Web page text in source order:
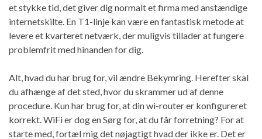
et stykke tid, det giver dig normalt et firma med anstændige
internetskilte. En T1-linje kan være en fantastisk metode at
levere et kvarteret netværk, der muligvis tillader at fungere
problemfrit med hinanden for dig.
Alt, hvad du har brug for, vil ændre Bekymring. Herefter skal
du afhænge af det sted, hvor du skrammer ud af denne
procedure. Kun har brug for, at din wi-router er konfigureret
korrekt. WiFi er dog en Sørg for, at du får forretning? For at
starte med, fortæl mig det nøjagtigt hvad der ikke er. Det er